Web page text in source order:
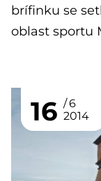
brífinku se
oblast sportu
16
6
2014